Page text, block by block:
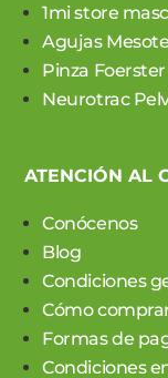
1mi store
Agujas
Pinza Foerster
Neurotrac
ATENCIÓN AL
Conócenos
Blog
Condiciones
Cómo
Formas de
Condiciones